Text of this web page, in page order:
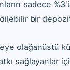
sadece
bir
olağanüstü
sağlayanlar